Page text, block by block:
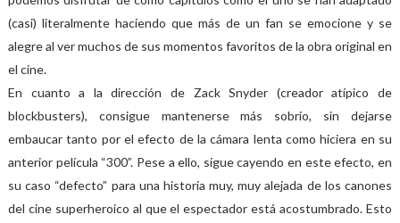
(casi) literalmente haciendo que más de un fan se emocione y se
alegre al ver muchos de sus momentos favoritos de la obra original en
el cine.
En cuanto a la dirección de Zack Snyder (creador atípico de
blockbusters), consigue mantenerse más sobrio, sin dejarse
embaucar tanto por el efecto de la cámara lenta como hiciera en su
anterior película “300”. Pese a ello, sigue cayendo en este efecto, en
su caso “defecto” para una historia muy, muy alejada de los canones
del cine superheroico al que el espectador está acostumbrado. Esto